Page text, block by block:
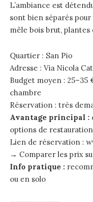
L’ambiance est
sont bien séparés
mêle bois brut,
Quartier : San Pio
Adresse : Via Nicola
Budget moyen :
chambre
Réservation : très
Avantage principal :
options de restauration
Lien de réservation :
→ Comparer les prix
Info pratique :
ou en solo